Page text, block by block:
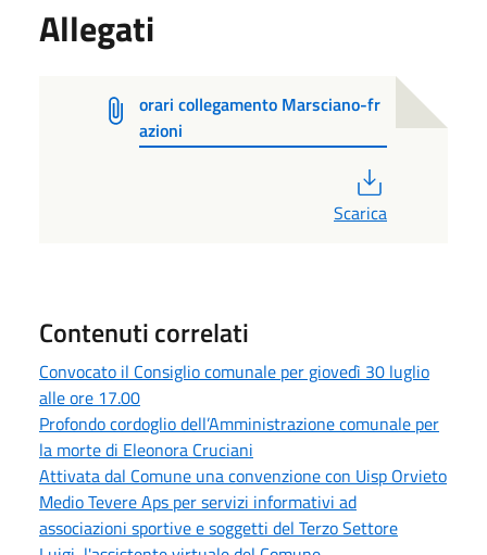
Allegati
orari collegamento Marsciano-fr
azioni
Scarica
Contenuti correlati
Convocato il Consiglio comunale per giovedì 30 luglio
alle ore 17.00
Profondo cordoglio dell’Amministrazione comunale per
la morte di Eleonora Cruciani
Attivata dal Comune una convenzione con Uisp Orvieto
Medio Tevere Aps per servizi informativi ad
associazioni sportive e soggetti del Terzo Settore